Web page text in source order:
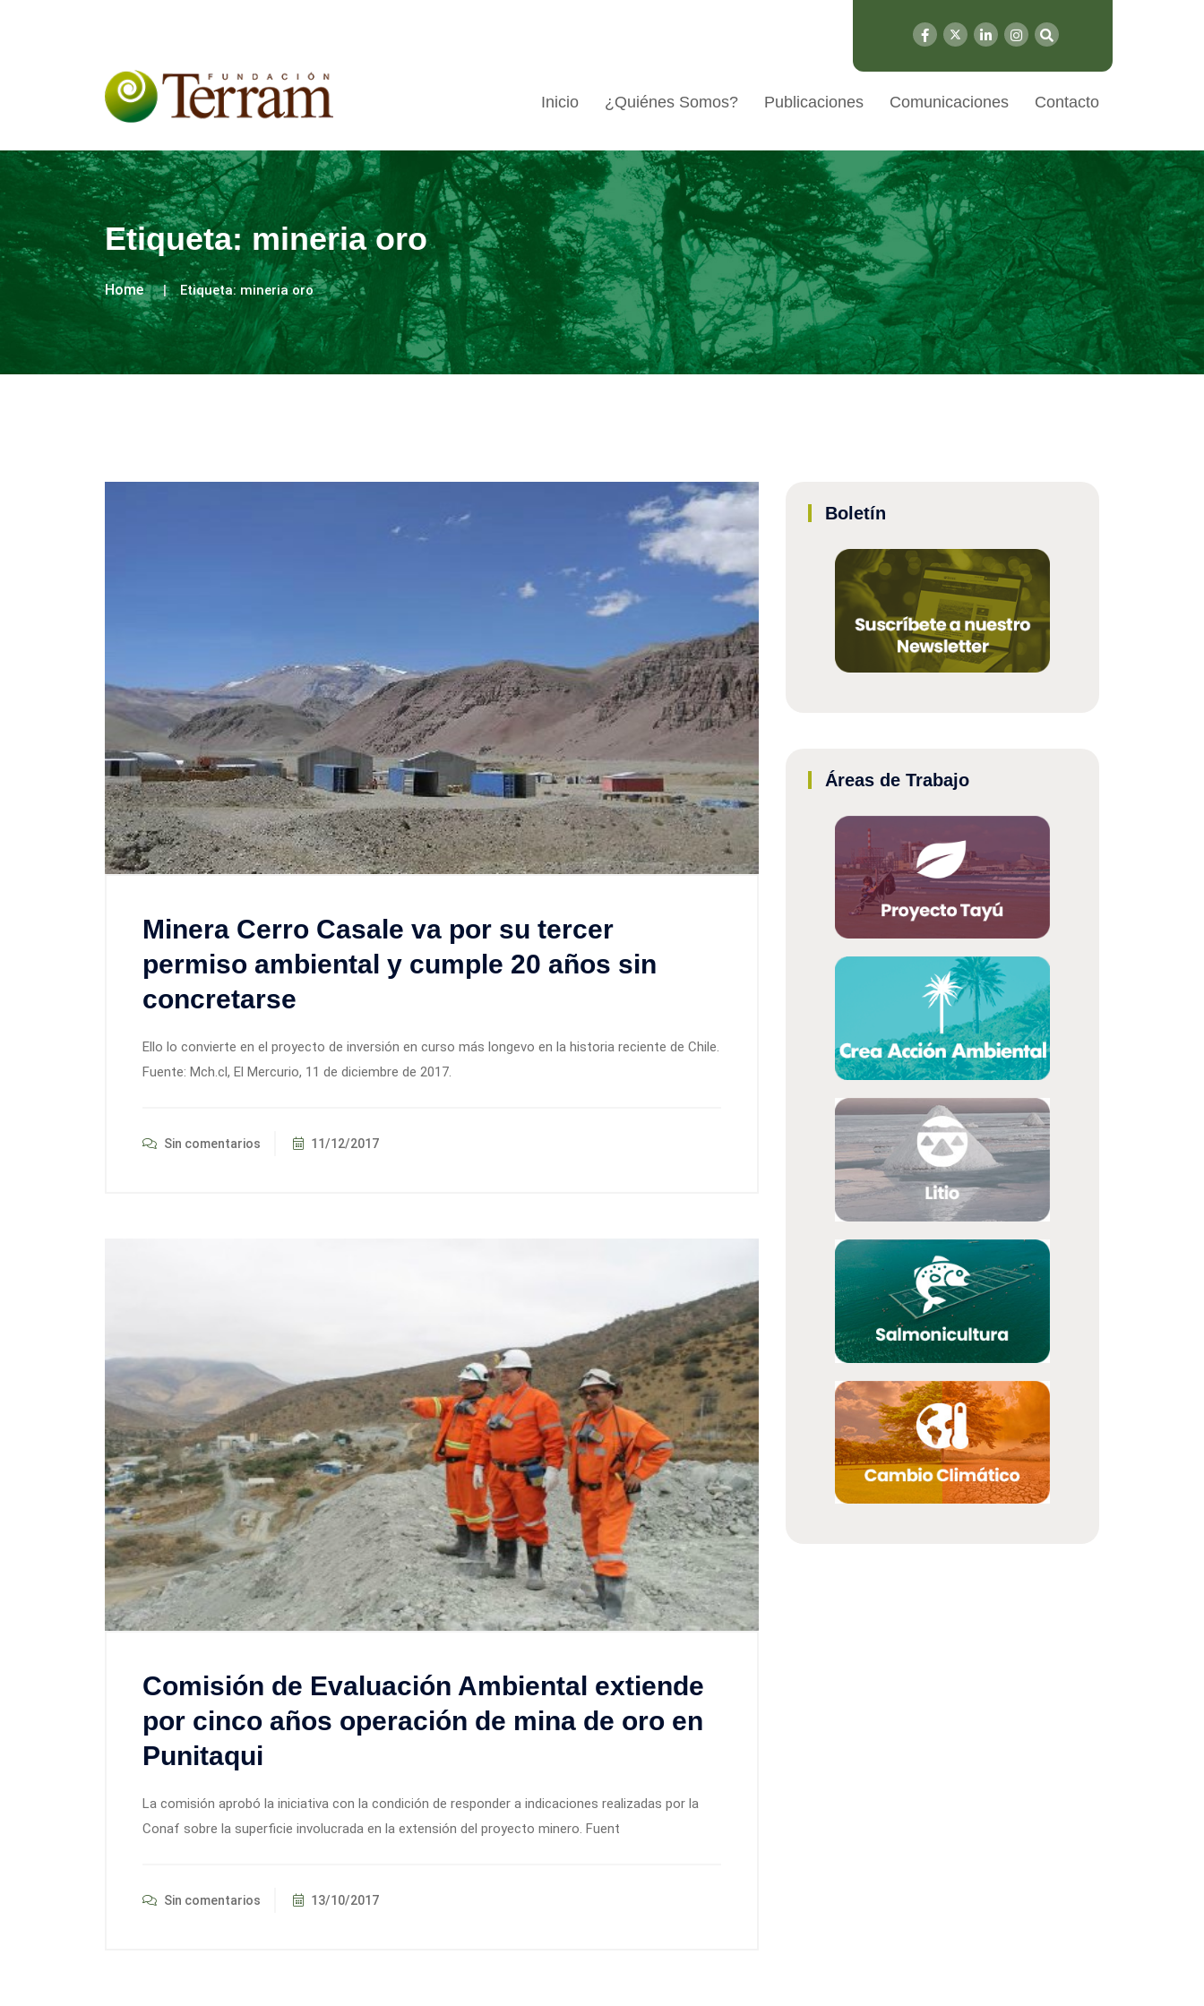
Inicio ¿Quiénes Somos? Publicaciones Comunicaciones Contacto
Etiqueta:mineria oro
Home Etiqueta:mineria oro
Minera Cerro Casale va por su tercer
permiso ambiental y cumple 20 años sin
concretarse
Ello lo convierte en el proyecto de inversión en curso más longevo en la historia reciente de Chile.
Fuente: Mch.cl, El Mercurio, 11 de diciembre de 2017.
Sin comentarios 11/12/2017
Comisión de Evaluación Ambiental extiende
por cinco años operación de mina de oro en
Punitaqui
La comisión aprobó la iniciativa con la condición de responder a indicaciones realizadas por la
Conaf sobre la superficie involucrada en la extensión del proyecto minero. Fuent
Sin comentarios 13/10/2017
Boletín
Áreas de Trabajo